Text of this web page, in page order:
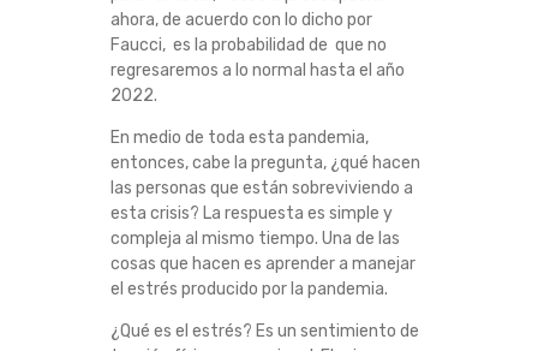
ahora, de acuerdo con lo dicho por
Faucci, es la probabilidad de que no
regresaremos a lo normal hasta el año
2022.
En medio de toda esta pandemia,
entonces, cabe la pregunta, ¿qué hacen
las personas que están sobreviviendo a
esta crisis? La respuesta es simple y
compleja al mismo tiempo. Una de las
cosas que hacen es aprender a manejar
el estrés producido por la pandemia.
¿Qué es el estrés? Es un sentimiento de